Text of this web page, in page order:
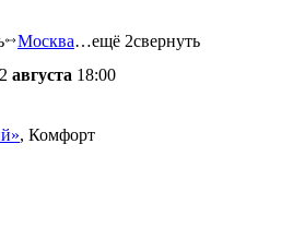
Москва…ещё 2свернуть
августа 18:00
, Комфорт